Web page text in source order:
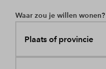
Waar zou je willen wonen?
Plaats of provincie